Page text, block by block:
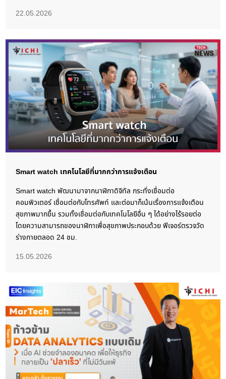
22.05.2026
Smart watch เทคโนโลยีที่มากกว่าการแจ้งเตือน
Smart watch พัฒนามาจากนาฬิกาดิจิทัล กระทั่งเชื่อมต่อ
คอมพิวเตอร์ เชื่อมต่อกับโทรศัพท์ และต่อมาก็เน้นเรื่องการแจ้งเตือน
สุขภาพมากขึ้น รวมทั้งเชื่อมต่อกับเทคโนโลยีอื่น ๆ ได้อย่างไร้รอยต่อ
โดยความสามารถของนาฬิกาเพื่อสุขภาพประกอบด้วย ฟีเจอร์ตรวจวัด
ร่างกายตลอด 24 ชม.
15.05.2026